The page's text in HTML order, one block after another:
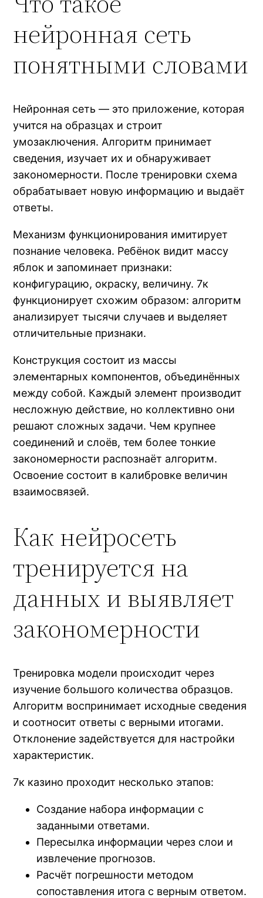
нейронная сеть
понятными словами
Нейронная сеть — это приложение, которая
учится на образцах и строит
умозаключения. Алгоритм принимает
сведения, изучает их и обнаруживает
закономерности. После тренировки схема
обрабатывает новую информацию и выдаёт
ответы.
Механизм функционирования имитирует
познание человека. Ребёнок видит массу
яблок и запоминает признаки:
конфигурацию, окраску, величину. 7к
функционирует схожим образом: алгоритм
анализирует тысячи случаев и выделяет
отличительные признаки.
Конструкция состоит из массы
элементарных компонентов, объединённых
между собой. Каждый элемент производит
несложную действие, но коллективно они
решают сложных задачи. Чем крупнее
соединений и слоёв, тем более тонкие
закономерности распознаёт алгоритм.
Освоение состоит в калибровке величин
взаимосвязей.
Как нейросеть
тренируется на
данных и выявляет
закономерности
Тренировка модели происходит через
изучение большого количества образцов.
Алгоритм воспринимает исходные сведения
и соотносит ответы с верными итогами.
Отклонение задействуется для настройки
характеристик.
7к казино проходит несколько этапов:
Создание набора информации с
заданными ответами.
Пересылка информации через слои и
извлечение прогнозов.
Расчёт погрешности методом
сопоставления итога с верным ответом.